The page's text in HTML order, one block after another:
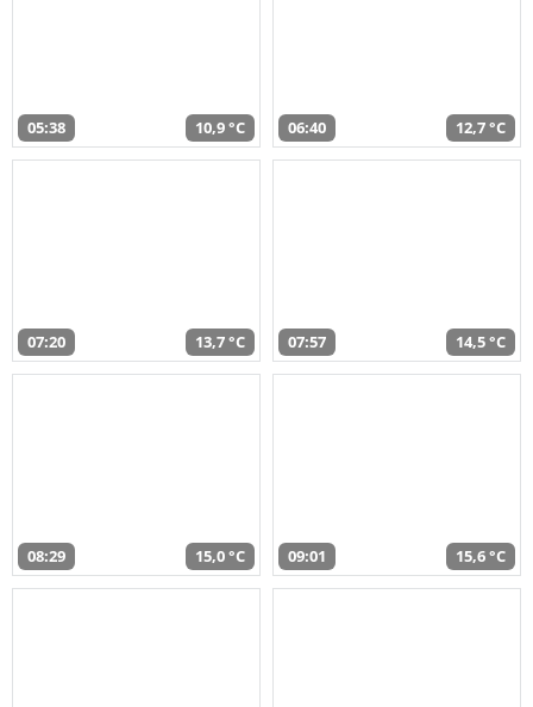
05:38 10,9 °C 06:40 12,7 °C
07:20 13,7 °C 07:57 14,5 °C
08:29 15,0 °C 09:01 15,6 °C